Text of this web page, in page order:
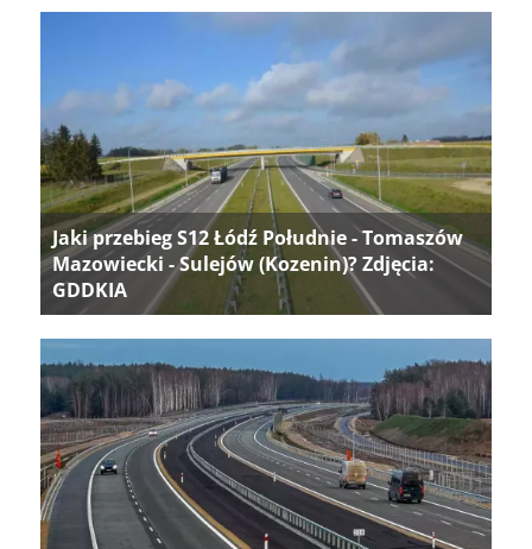
Jaki przebieg S12 Łódź Południe - Tomaszów
Mazowiecki - Sulejów (Kozenin)? Zdjęcia:
GDDKIA